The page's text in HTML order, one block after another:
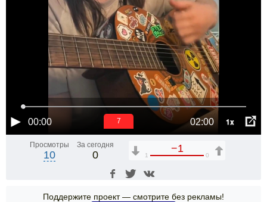
00:00 02:00 1x
6
Просмотры
10
За сегодня
0
−1
1 0
Поддержите проект — смотрите без рекламы!